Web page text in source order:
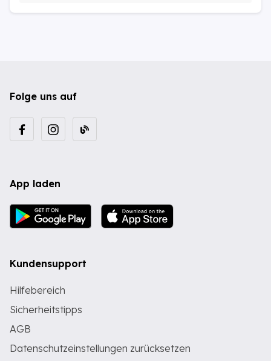
Folge uns auf
App laden
Kundensupport
Hilfebereich
Sicherheitstipps
AGB
Datenschutzeinstellungen zurücksetzen